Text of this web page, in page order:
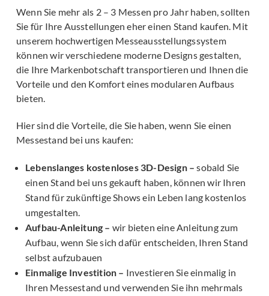
Wenn Sie mehr als 2 – 3 Messen pro Jahr haben, sollten
Sie für Ihre Ausstellungen eher einen Stand kaufen. Mit
unserem hochwertigen Messeausstellungssystem
können wir verschiedene moderne Designs gestalten,
die Ihre Markenbotschaft transportieren und Ihnen die
Vorteile und den Komfort eines modularen Aufbaus
bieten.
Hier sind die Vorteile, die Sie haben, wenn Sie einen
Messestand bei uns kaufen:
Lebenslanges kostenloses 3D-Design – sobald Sie
einen Stand bei uns gekauft haben, können wir Ihren
Stand für zukünftige Shows ein Leben lang kostenlos
umgestalten.
Aufbau-Anleitung – wir bieten eine Anleitung zum
Aufbau, wenn Sie sich dafür entscheiden, Ihren Stand
selbst aufzubauen
Einmalige Investition – Investieren Sie einmalig in
Ihren Messestand und verwenden Sie ihn mehrmals